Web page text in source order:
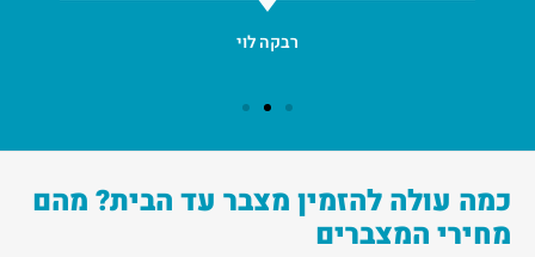
רבקה לוי
כמה עולה להזמין מצבר עד הבית? מהם
מחירי המצברים